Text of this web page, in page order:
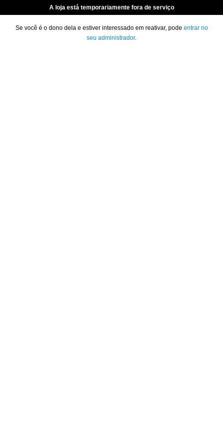
A loja está temporariamente fora de serviço
Se você é o dono dela e estiver interessado em reativar, pode entrar no
seu administrador.